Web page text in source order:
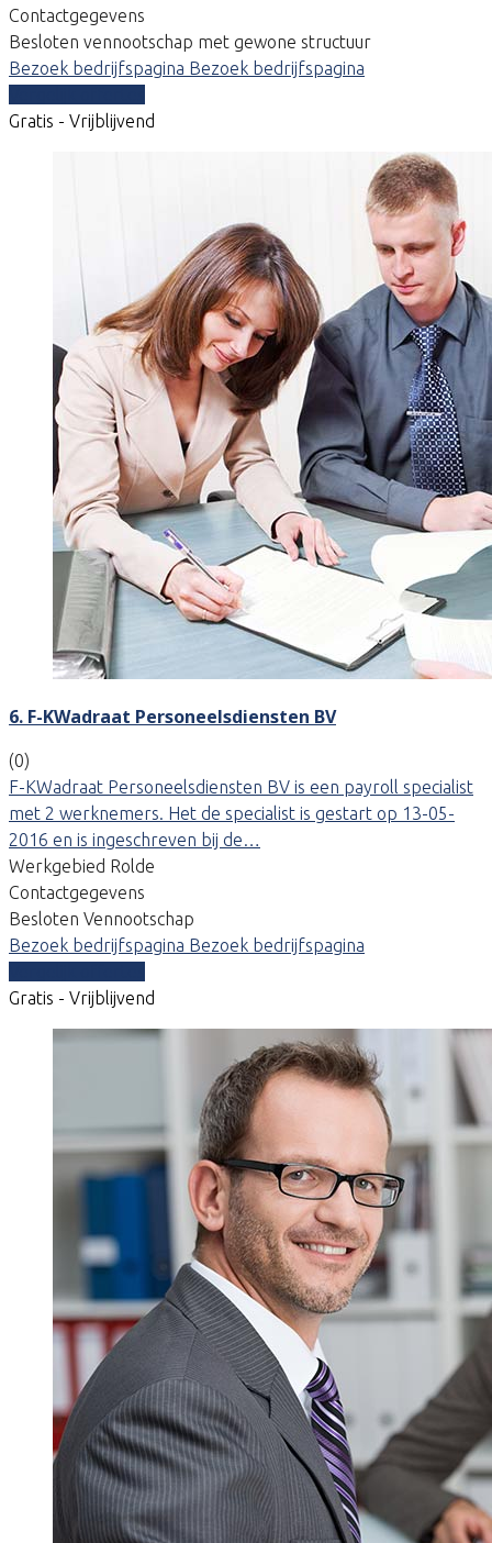
Contactgegevens
Besloten vennootschap met gewone structuur
Bezoek bedrijfspagina Bezoek bedrijfspagina
Gratis - Vrijblijvend
6. F-KWadraat Personeelsdiensten BV
(0)
F-KWadraat Personeelsdiensten BV is een payroll specialist
met 2 werknemers. Het de specialist is gestart op 13-05-
2016 en is ingeschreven bij de…
Werkgebied Rolde
Contactgegevens
Besloten Vennootschap
Bezoek bedrijfspagina Bezoek bedrijfspagina
Gratis - Vrijblijvend